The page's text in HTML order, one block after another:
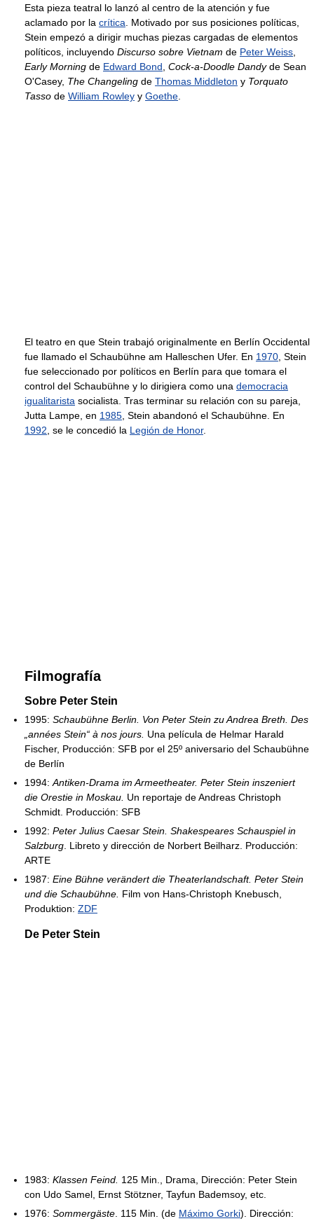
Esta pieza teatral lo lanzó al centro de la atención y fue
aclamado por la crítica . Motivado por sus posiciones políticas,
Stein empezó a dirigir muchas piezas cargadas de elementos
políticos, incluyendo Discurso sobre Vietnam de Peter Weiss
Early Morning de Edward Bond Cock-a-Doodle Dandyde Sean
O'Casey, The Changeling de Thomas Middleton y Torquato
Tasso de William Rowley y Goethe
El teatro en que Stein trabajó originalmente en Berlín Occidental
fue llamado el Schaubühne am Halleschen Ufer. En 1970 , Stein
fue seleccionado por políticos en Berlín para que tomara el
control del Schaubühne y lo dirigiera como una democracia
igualitarista socialista. Tras terminar su relación con su pareja,
Jutta Lampe, en 1985 , Stein abandonó el Schaubühne. En
1992 , se le concedió la Legión de Honor.
Filmografía
Sobre Peter Stein
1995: Schaubühne Berlin. Von Peter Stein zu Andrea Breth. Des
„années Stein“ à nos jours. Una película de Helmar Harald
Fischer, Producción: SFB por el 25º aniversario del Schaubühne
de Berlín
1994: Antiken-Drama im Armeetheater. Peter Stein inszeniert
die Orestie in Moskau. Un reportaje de Andreas Christoph
Schmidt. Producción: SFB
1992: Peter Julius Caesar Stein. Shakespeares Schauspiel in
Salzburg . Libreto y dirección de Norbert Beilharz. Producción:
ARTE
1987: Eine Bühne verändert die Theaterlandschaft. Peter Stein
und die Schaubühne. Film von Hans-Christoph Knebusch,
Produktion: ZDF
De Peter Stein
1983: Klassen Feind. 125 Min., Drama, Dirección: Peter Stein
con Udo Samel, Ernst Stötzner, Tayfun Bademsoy, etc.
1976: Sommergäste . 115 Min. (de Máximo Gorki). Dirección: